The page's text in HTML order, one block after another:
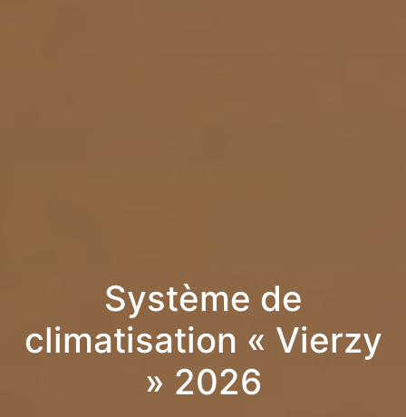
Système de
climatisation « Vierzy
» 2026